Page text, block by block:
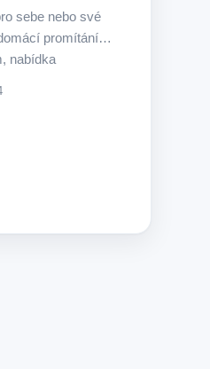
sebe nebo své
promítání
nabídka